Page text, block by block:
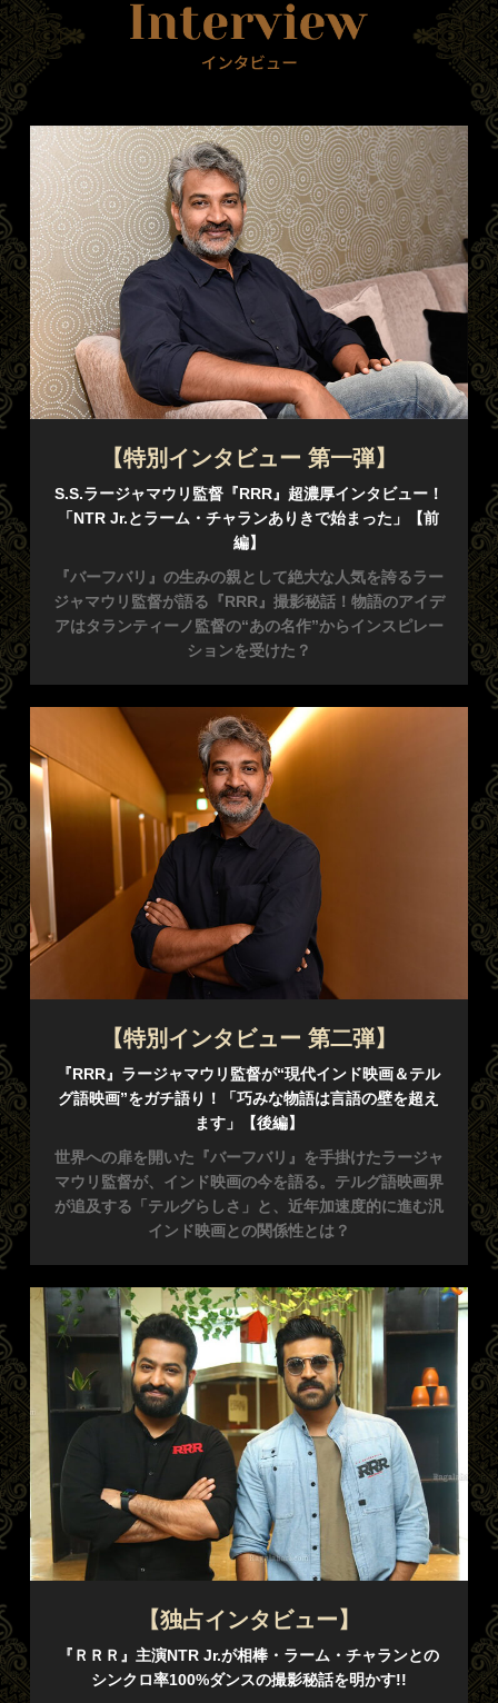
【特別インタビュー 第一弾】
S.S.ラージャマウリ監督『RRR』超濃厚インタビュー！
「NTR Jr.とラーム・チャランありきで始まった」【前
編】
『バーフバリ』の生みの親として絶大な人気を誇るラー
ジャマウリ監督が語る『RRR』撮影秘話！物語のアイデ
アはタランティーノ監督の“あの名作”からインスピレー
ションを受けた？
【特別インタビュー 第二弾】
『RRR』ラージャマウリ監督が“現代インド映画＆テル
グ語映画”をガチ語り！
「巧みな物語は言語の壁を超え
ます」【後編】
世界への扉を開いた『バーフバリ』を手掛けたラージャ
マウリ監督が、インド映画の今を語る。テルグ語映画界
が追及する「テルグらしさ」と、近年加速度的に進む汎
インド映画との関係性とは？
【独占インタビュー】
『ＲＲＲ』主演NTR Jr.が相棒・ラーム・チャランとの
シンクロ率100%ダンスの撮影秘話を明かす!!